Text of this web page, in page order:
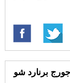
برنارد شو